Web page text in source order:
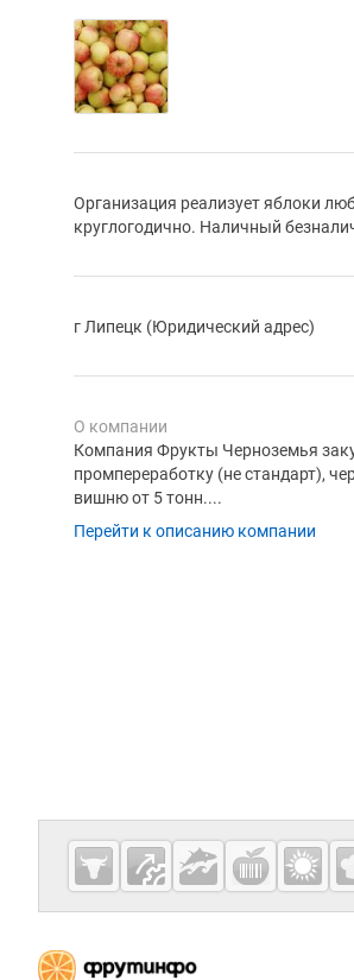
Организация реализует яблоки
круглогодично. Наличный
г Липецк (Юридический адрес)
О компании
Компания Фрукты Черноземья
промпереработку (не стандарт),
вишню от 5 тонн....
Перейти к описанию компании
Дополнительная
Cсылки на полезные
Важные разделы и